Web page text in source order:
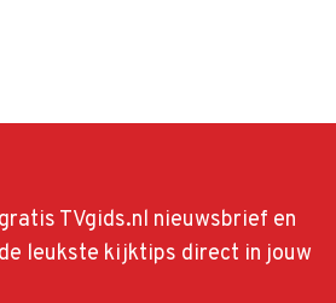
TVgids.nl nieuwsbrief en
leukste kijktips direct in jouw